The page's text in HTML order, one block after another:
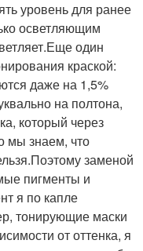
уровень для ранее
осветляющим
один
краской:
даже на 1,5%
на полтона,
который через
мы знаем, что
заменой
пигменты и
я по капле
тонирующие маски
от оттенка, я